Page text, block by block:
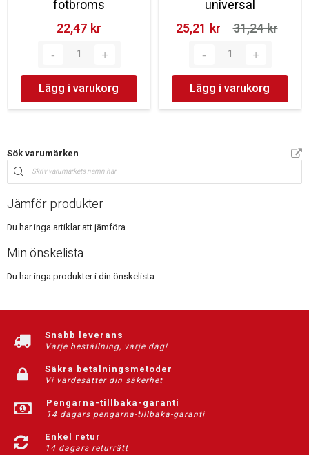
fotbroms
22,47 kr‎
Lägg i varukorg
universal
25,21 kr‎
31,24 kr‎
Lägg i varukorg
Sök varumärken
Jämför produkter
Du har inga artiklar att jämföra.
Min önskelista
Du har inga produkter i din önskelista.
Snabb leverans
Varje beställning, varje dag!
Säkra betalningsmetoder
Vi värdesätter din säkerhet
Pengarna-tillbaka-garanti
14 dagars pengarna-tillbaka-garanti
Enkel retur
14 dagars returrätt